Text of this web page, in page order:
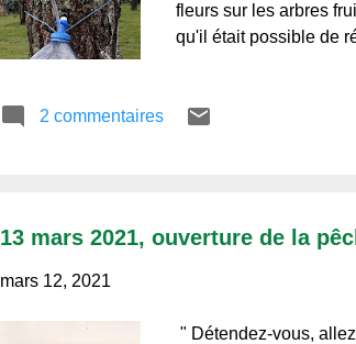
fleurs sur les arbres
qu'il était possible de
montante, et la
2 commentaires
13 mars 2021, ouverture de la
mars 12, 2021
" Détendez-vous,